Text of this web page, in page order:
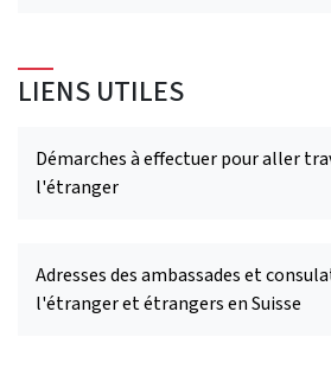
LIENS UTILES
Démarches à effectuer pour aller
l'étranger
Adresses des ambassades et
l'étranger et étrangers en Suisse